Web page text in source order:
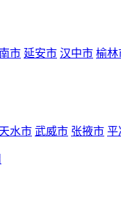
市 延安市 汉中市 榆林
天水市 武威市 张掖市 平